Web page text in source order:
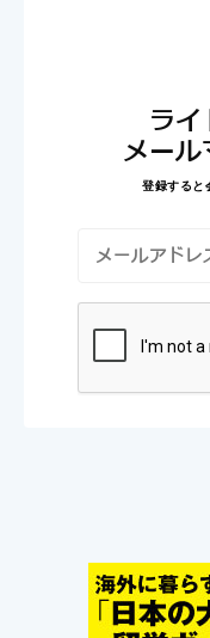
ライ
メール
登録すると